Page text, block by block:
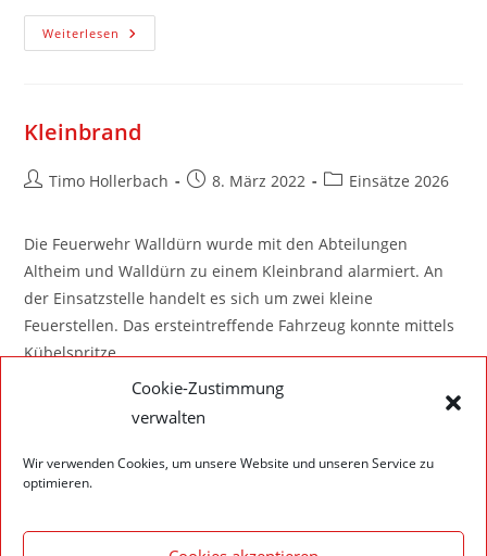
Cookie-Zustimmung
verwalten
Wir verwenden Cookies, um unsere Website und unseren Service zu
optimieren.
Weiterlesen
Kleinbrand
Timo Hollerbach 8. März 2022 Einsätze 2026
Die Feuerwehr Walldürn wurde mit den Abteilungen
Altheim und Walldürn zu einem Kleinbrand alarmiert. An
der Einsatzstelle handelt es sich um zwei kleine
Feuerstellen. Das ersteintreffende Fahrzeug konnte mittels
Kübelspritze…